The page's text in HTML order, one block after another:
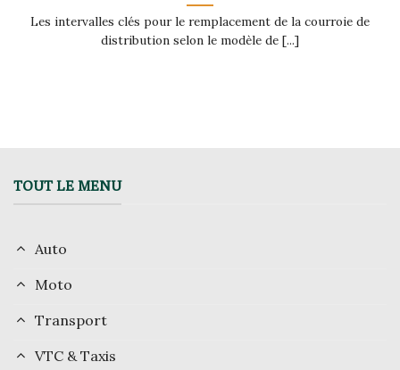
Les intervalles clés pour le remplacement de la courroie de
distribution selon le modèle de [...]
TOUT LE MENU
Auto
Moto
Transport
VTC & Taxis